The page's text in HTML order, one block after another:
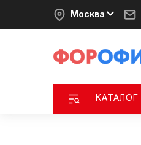
Москва
КАТАЛОГ